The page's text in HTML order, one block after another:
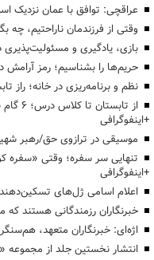
عراقچی: توافق با عمان نزدیک است/ تکذیب
وقتی از فرزندمان ناراحتیم، چه
بازی، یادگیری و
حریم‌ها را بشناسیم؛ رمز
نظم و برنامه‌ریزی در خانه؛ راز
از
+اینفوگرافی
موسیقی در ترازوی حق/رهبر
تنهایی سر سفره؛ وقتی
+اینفوگرافی
اعلام اسامی ژل‌های
خبرنگاران رزمندگانی هستند
اژه‌ای: خبرنگاران متعهد،
انتشار نخستین جلد از مجموعه